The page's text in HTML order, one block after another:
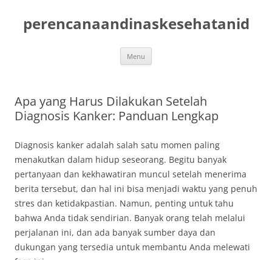
content
perencanaandinaskesehatanid
Menu
Apa yang Harus Dilakukan Setelah
Diagnosis Kanker: Panduan Lengkap
Diagnosis kanker adalah salah satu momen paling
menakutkan dalam hidup seseorang. Begitu banyak
pertanyaan dan kekhawatiran muncul setelah menerima
berita tersebut, dan hal ini bisa menjadi waktu yang penuh
stres dan ketidakpastian. Namun, penting untuk tahu
bahwa Anda tidak sendirian. Banyak orang telah melalui
perjalanan ini, dan ada banyak sumber daya dan
dukungan yang tersedia untuk membantu Anda melewati